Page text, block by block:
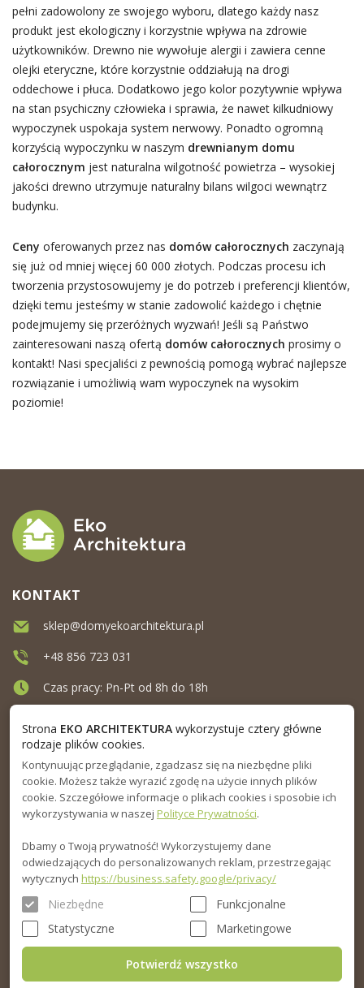
pełni zadowolony ze swojego wyboru, dlatego każdy nasz
produkt jest ekologiczny i korzystnie wpływa na zdrowie
użytkowników. Drewno nie wywołuje alergii i zawiera cenne
olejki eteryczne, które korzystnie oddziałują na drogi
oddechowe i płuca. Dodatkowo jego kolor pozytywnie wpływa
na stan psychiczny człowieka i sprawia, że nawet kilkudniowy
wypoczynek uspokaja system nerwowy. Ponadto ogromną
korzyścią wypoczynku w naszym drewnianym domu
całorocznym jest naturalna wilgotność powietrza – wysokiej
jakości drewno utrzymuje naturalny bilans wilgoci wewnątrz
budynku.
Ceny oferowanych przez nas domów całorocznych zaczynają
się już od mniej więcej 60 000 złotych. Podczas procesu ich
tworzenia przystosowujemy je do potrzeb i preferencji klientów,
dzięki temu jesteśmy w stanie zadowolić każdego i chętnie
podejmujemy się przeróżnych wyzwań! Jeśli są Państwo
zainteresowani naszą ofertą domów całorocznych prosimy o
kontakt! Nasi specjaliści z pewnością pomogą wybrać najlepsze
rozwiązanie i umożliwią wam wypoczynek na wysokim
poziomie!
MENU
INFORMACJA
PORADNIK
KONTAKT
sklep@domyekoarchitektura.pl
+48 856 723 031
Czas pracy: Pn-Pt od 8h do 18h
Strona EKO ARCHITEKTURAwykorzystuje cztery główne
rodzaje plików cookies.
Kontynuując przeglądanie, zgadzasz się na niezbędne pliki
cookie. Możesz także wyrazić zgodę na użycie innych plików
cookie. Szczegółowe informacje o plikach cookies i sposobie ich
wykorzystywania w naszej Polityce Prywatności.
Dbamy o Twoją prywatność! Wykorzystujemy dane
odwiedzających do personalizowanych reklam, przestrzegając
wytycznych https://business.safety.google/privacy/
Niezbędne
Funkcjonalne
Statystyczne
Marketingowe
Potwierdź wszystko